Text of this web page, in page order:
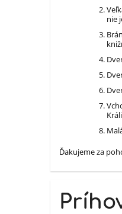
nie
Ďakujeme za